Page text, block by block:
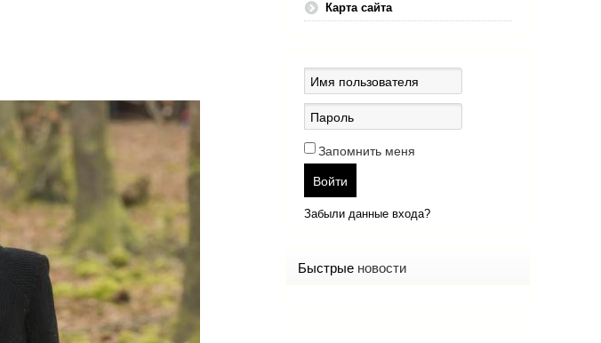
Карта сайта
Запомнить меня
Войти
Забыли данные входа?
Быстрые новости